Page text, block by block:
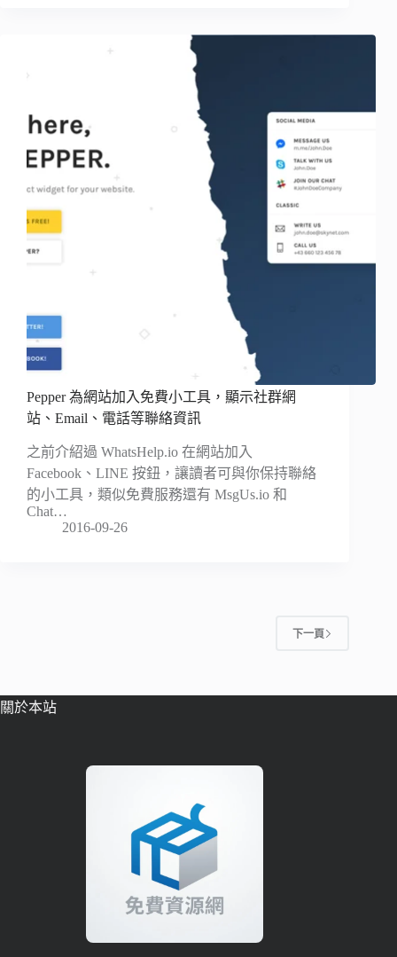
Pepper 為網站加入免費小工具，顯示社群網
站、Email、電話等聯絡資訊
之前介紹過 WhatsHelp.io 在網站加入
Facebook、LINE 按鈕，讓讀者可與你保持聯絡
的小工具，類似免費服務還有 MsgUs.io 和
Chat…
2016-09-26
下一頁
關於本站